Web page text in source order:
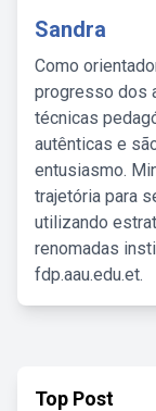
Sandra
Como
progresso dos
técnicas
autênticas e
entusiasmo.
trajetória para
utilizando
renomadas
fdp.aau.edu.et.
Top Post